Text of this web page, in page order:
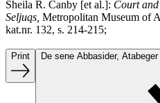
Sheila R. Canby [et al.]: Court and
Seljuqs, Metropolitan Museum of
kat.nr. 132, s. 214-215;
Print De sene Abbasider,